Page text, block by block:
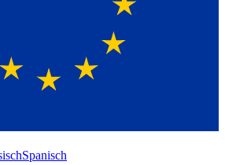
Spanisch